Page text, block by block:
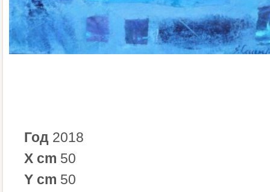
Год 2018
X cm 50
Y cm 50